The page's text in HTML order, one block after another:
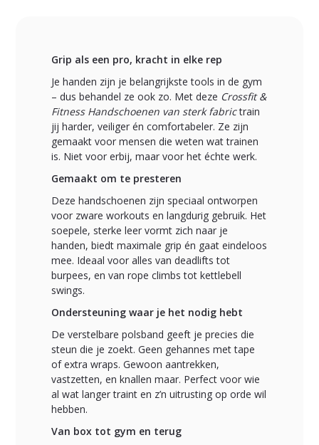
Grip als een pro, kracht in elke rep
Je handen zijn je belangrijkste tools in de gym
– dus behandel ze ook zo. Met deze Crossfit &
Fitness Handschoenen van sterk fabrictrain
jij harder, veiliger én comfortabeler. Ze zijn
gemaakt voor mensen die weten wat trainen
is. Niet voor erbij, maar voor het échte werk.
Gemaakt om te presteren
Deze handschoenen zijn speciaal ontworpen
voor zware workouts en langdurig gebruik. Het
soepele, sterke leer vormt zich naar je
handen, biedt maximale grip én gaat eindeloos
mee. Ideaal voor alles van deadlifts tot
burpees, en van rope climbs tot kettlebell
swings.
Ondersteuning waar je het nodig hebt
De verstelbare polsband geeft je precies die
steun die je zoekt. Geen gehannes met tape
of extra wraps. Gewoon aantrekken,
vastzetten, en knallen maar. Perfect voor wie
al wat langer traint en z’n uitrusting op orde wil
hebben.
Van box tot gym en terug